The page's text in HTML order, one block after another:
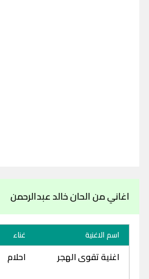
اغاني من الحان خالد عبدالرحمن
اسم الاغنية غناء
اغنية تقوى الهجر احلام